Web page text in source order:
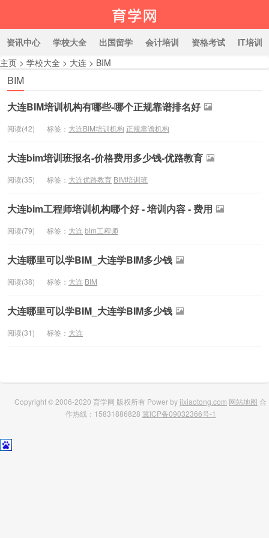
育学网
资讯中心 学校大全 出国留学 会计培训 资格考试
IT培训
主页 > 学校大全 > 大连 > BIM
BIM
大连BIM培训机构有哪些-哪个正规靠谱排名好
阅读(42) 标签： 大连BIM培训机构 正规靠谱机构
大连bim培训班报名-价格费用多少钱-优路教育
阅读(35) 标签： 大连优路教育 BIM培训班
大连bim工程师培训机构哪个好 - 培训内容 - 费用
阅读(79) 标签： 大连bim工程师
大连哪里可以学BIM_大连学BIM多少钱
阅读(38) 标签： 大连 BIM
大连哪里可以学BIM_大连学BIM多少钱
阅读(31) 标签： 大连
Copyright © 2006-2020 育学网 版权所有 Power by jixiaotong.com 网站地图 合
作热线：15831886828 冀ICP备09032366号-1